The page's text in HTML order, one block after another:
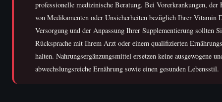
professionelle medizinische Beratung. Bei Vorerkrankungen, der
von Medikamenten oder Unsicherheiten bezüglich Ihrer Vitamin
Versorgung und der Anpassung Ihrer Supplementierung sollten
Rücksprache mit Ihrem Arzt oder einem qualifizierten
halten. Nahrungsergänzungsmittel ersetzen keine ausgewogene
abwechslungsreiche Ernährung sowie einen gesunden Lebensstil.